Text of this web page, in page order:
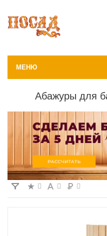
МЕНЮ
Абажуры для